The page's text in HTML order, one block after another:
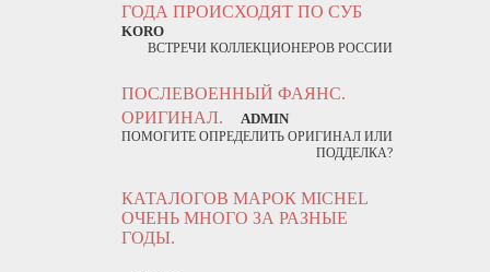
ГОДА ПРОИСХОДЯТ ПО СУБ
KORO
ВСТРЕЧИ КОЛЛЕКЦИОНЕРОВ РОССИИ
ПОСЛЕВОЕННЫЙ ФАЯНС.
ОРИГИНАЛ.
ADMIN
ПОМОГИТЕ ОПРЕДЕЛИТЬ ОРИГИНАЛ ИЛИ
ПОДДЕЛКА?
КАТАЛОГОВ МАРОК MICHEL
ОЧЕНЬ МНОГО ЗА РАЗНЫЕ
ГОДЫ.